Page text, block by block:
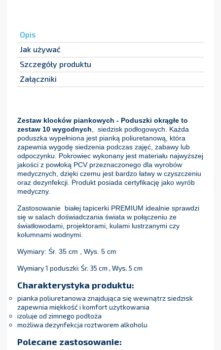
Opis
Jak używać
Szczegóły produktu
Załączniki
Zestaw klocków piankowych - Poduszki okrągłe to
zestaw 10 wygodnych , siedzisk podłogowych. Każda
poduszka wypełniona jest pianką poliuretanową, która
zapewnia wygodę siedzenia podczas zajęć, zabawy lub
odpoczynku. Pokrowiec wykonany jest materiału najwyższej
jakości z powłoką PCV przeznaczonego dla wyrobów
medycznych, dzięki czemu jest bardzo łatwy w czyszczeniu
oraz dezynfekcji. Produkt posiada certyfikację jako wyrób
medyczny.
Zastosowanie białej tapicerki PREMIUM idealnie sprawdzi
się w salach doświadczania świata w połączeniu ze
światłowodami, projektorami, kulami lustrzanymi czy
kolumnami wodnymi.
Wymiary: Śr. 35 cm , Wys. 5 cm
Wymiary 1 poduszki: Śr. 35 cm , Wys. 5 cm
Charakterystyka produktu:
pianka poliuretanowa znajdująca się wewnątrz siedzisk
zapewnia miękkość i komfort użytkowania
izoluje od zimnego podłoża
możliwa dezynfekcja roztworem alkoholu
Polecane zastosowanie: